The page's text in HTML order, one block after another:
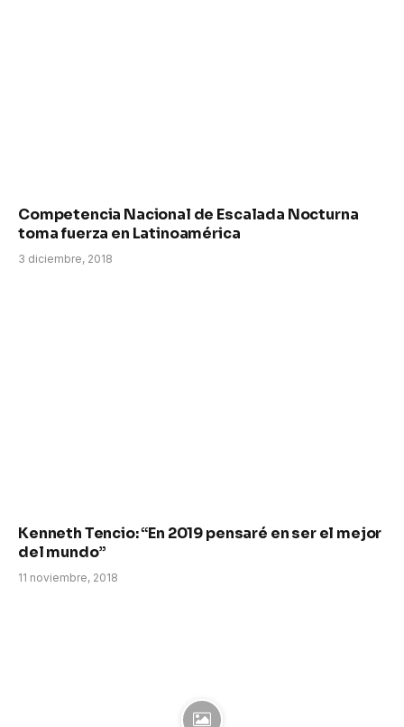
Competencia Nacional de Escalada Nocturna
toma fuerza en Latinoamérica
3 diciembre, 2018
Kenneth Tencio: “En 2019 pensaré en ser el mejor
del mundo”
11 noviembre, 2018